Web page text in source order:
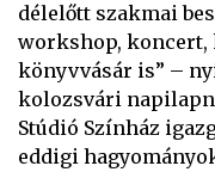
délelőtt szakmai
workshop, koncert,
könyvvásár is” –
kolozsvári
Stúdió Színház
eddigi